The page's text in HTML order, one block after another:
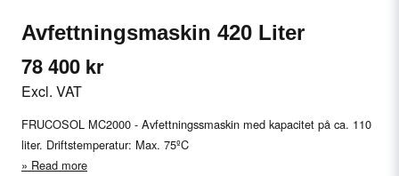
Avfettningsmaskin 420 Liter
78 400 kr
Excl. VAT
FRUCOSOL MC2000 - Avfettningssmaskin med kapacitet på ca. 110
liter. Driftstemperatur: Max. 75ºC
Read more